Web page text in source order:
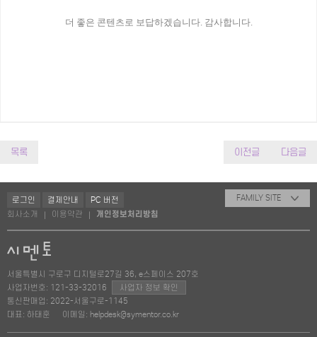
더 좋은 콘텐츠로 보답하겠습니다. 감사합니다.
목록 이전글 다음글
로그인 결제안내
PC 버전
회사소개
이용약관 개인정보처리방침
FAMILY SITE
서울특별시 구로구 디지털로27길 36, e스페이스 207호
사업자번호: 121-33-32016
사업자 정보 확인
통신판매업: 2022-서울구로-1145
대표: 하태훈
이메일: helpdesk@symentor.co.kr